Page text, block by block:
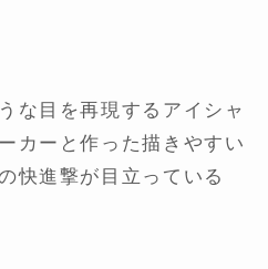
な目を再現するアイシャ
カーと作った描きやすい
快進撃が目立っている